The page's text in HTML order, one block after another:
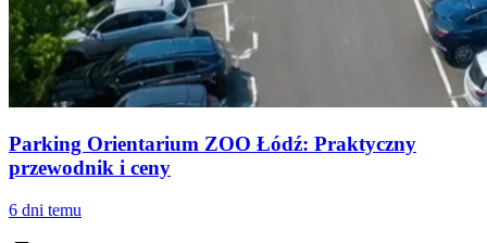
Parking Orientarium ZOO Łódź: Praktyczny
przewodnik i ceny
6 dni temu